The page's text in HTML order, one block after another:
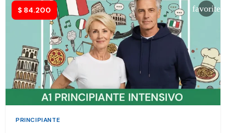
$ 84.200 favorite
PRINCIPIANTE